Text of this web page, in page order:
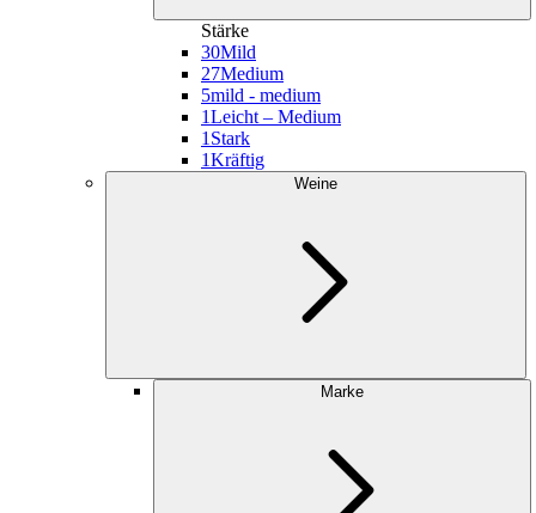
Stärke
30Mild
27Medium
5mild - medium
1Leicht – Medium
1 Stark
1Kräftig
Weine
Marke